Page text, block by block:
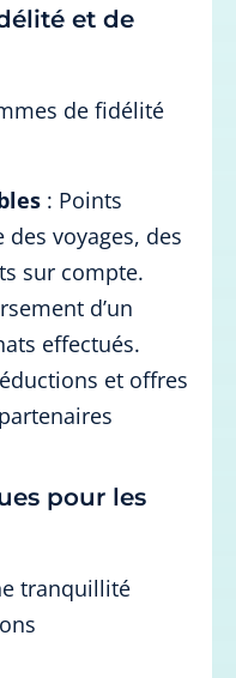
et de
de fidélité
: Points
voyages, des
sur compte.
d’un
effectués.
et offres
pour les
tranquillité